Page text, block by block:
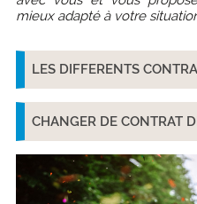
mieux adapté à votre
LES DIFFERENTS
CHANGER DE CONTRAT